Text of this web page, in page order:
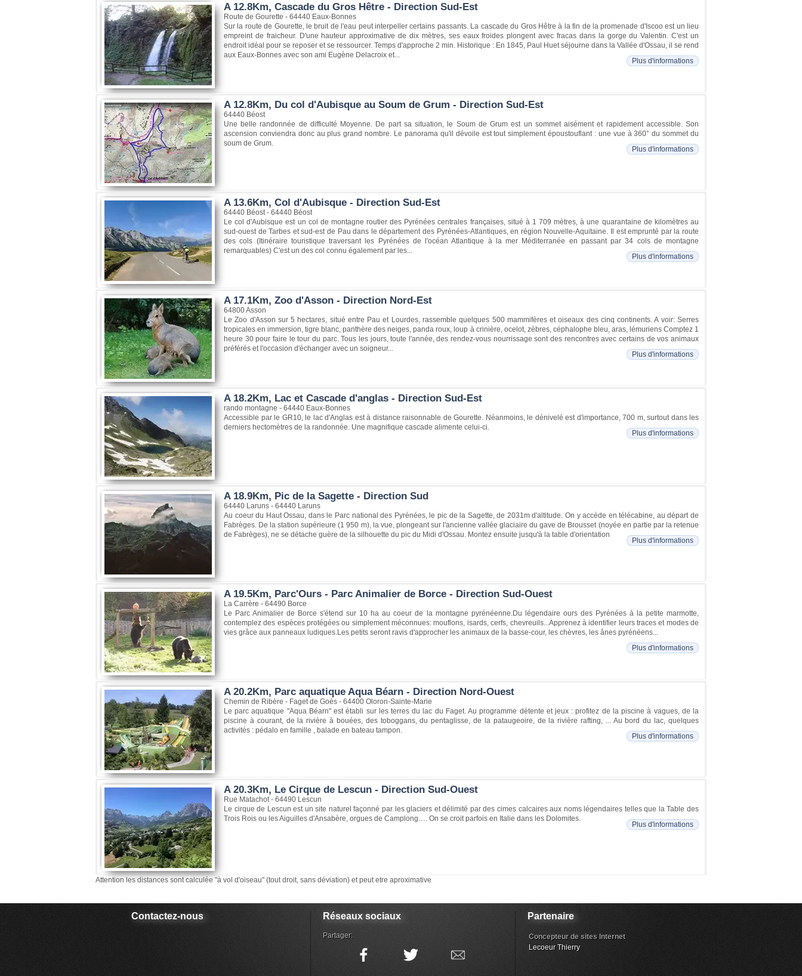
A 12.8Km, Cascade du Gros Hêtre - Direction Sud-Est
Route de Gourette - 64440 Eaux-Bonnes
Sur la route de Gourette, le bruit de l'eau peut interpeller certains passants. La cascade du Gros Hêtre à la fin de la promenade d'Iscoo est un lieu
empreint de fraicheur. D'une hauteur approximative de dix mètres, ses eaux froides plongent avec fracas dans la gorge du Valentin. C'est un
endroit idéal pour se reposer et se ressourcer. Temps d'approche 2 min. Historique : En 1845, Paul Huet séjourne dans la Vallée d'Ossau, il se rend
aux Eaux-Bonnes avec son ami Eugène Delacroix et...
Plus d'informations
A 12.8Km, Du col d'Aubisque au Soum de Grum - Direction Sud-Est
64440 Béost
Une belle randonnée de difficulté Moyenne. De part sa situation, le Soum de Grum est un sommet aisément et rapidement accessible. Son
ascension conviendra donc au plus grand nombre. Le panorama qu'il dévoile est tout simplement époustouflant : une vue à 360° du sommet du
soum de Grum.
Plus d'informations
A 13.6Km, Col d'Aubisque - Direction Sud-Est
64440 Béost - 64440 Béost
Le col d'Aubisque est un col de montagne routier des Pyrénées centrales françaises, situé à 1 709 mètres, à une quarantaine de kilomètres au
sud-ouest de Tarbes et sud-est de Pau dans le département des Pyrénées-Atlantiques, en région Nouvelle-Aquitaine. Il est emprunté par la route
des cols (Itinéraire touristique traversant les Pyrénées de l'océan Atlantique à la mer Méditerranée en passant par 34 cols de montagne
remarquables) C'est un des col connu également par les...
Plus d'informations
A 17.1Km, Zoo d'Asson - Direction Nord-Est
64800 Asson
Le Zoo d'Asson sur 5 hectares, situé entre Pau et Lourdes, rassemble quelques 500 mammifères et oiseaux des cinq continents. A voir: Serres
tropicales en immersion, tigre blanc, panthère des neiges, panda roux, loup à crinière, ocelot, zèbres, céphalophe bleu, aras, lémuriens Comptez 1
heure 30 pour faire le tour du parc. Tous les jours, toute l'année, des rendez-vous nourrissage sont des rencontres avec certains de vos animaux
préférés et l'occasion d'échanger avec un soigneur...
Plus d'informations
A 18.2Km, Lac et Cascade d'anglas - Direction Sud-Est
rando montagne - 64440 Eaux-Bonnes
Accessible par le GR10, le lac d'Anglas est à distance raisonnable de Gourette. Néanmoins, le dénivelé est d'importance, 700 m, surtout dans les
derniers hectomètres de la randonnée. Une magnifique cascade alimente celui-ci.
Plus d'informations
A 18.9Km, Pic de la Sagette - Direction Sud
64440 Laruns - 64440 Laruns
Au coeur du Haut Ossau, dans le Parc national des Pyrénées, le pic de la Sagette, de 2031m d'altitude. On y accède en télécabine, au départ de
Fabrèges. De la station supérieure (1 950 m), la vue, plongeant sur l'ancienne vallée glaciaire du gave de Brousset (noyée en partie par la retenue
de Fabrèges), ne se détache guère de la silhouette du pic du Midi d'Ossau. Montez ensuite jusqu'à la table d'orientation
Plus d'informations
A 19.5Km, Parc'Ours - Parc Animalier de Borce - Direction Sud-Ouest
La Carrère - 64490 Borce
Le Parc Animalier de Borce s'étend sur 10 ha au coeur de la montagne pyrénéenne.Du légendaire ours des Pyrénées à la petite marmotte,
contemplez des espèces protégées ou simplement méconnues: mouflons, isards, cerfs, chevreuils...Apprenez à identifier leurs traces et modes de
vies grâce aux panneaux ludiques.Les petits seront ravis d'approcher les animaux de la basse-cour, les chèvres, les ânes pyrénéens...
Plus d'informations
A 20.2Km, Parc aquatique Aqua Béarn - Direction Nord-Ouest
Chemin de Ribère - Faget de Goès - 64400 Oloron-Sainte-Marie
Le parc aquatique "Aqua Béarn" est établi sur les terres du lac du Faget. Au programme détente et jeux : profitez de la piscine à vagues, de la
piscine à courant, de la rivière à bouées, des toboggans, du pentaglisse, de la pataugeoire, de la rivière rafting, ... Au bord du lac, quelques
activités : pédalo en famille , balade en bateau tampon.
Plus d'informations
A 20.3Km, Le Cirque de Lescun - Direction Sud-Ouest
Rue Matachot - 64490 Lescun
Le cirque de Lescun est un site naturel façonné par les glaciers et délimité par des cimes calcaires aux noms légendaires telles que la Table des
Trois Rois ou les Aiguilles d'Ansabère, orgues de Camplong…. On se croit parfois en Italie dans les Dolomites.
Plus d'informations
Attention les distances sont calculée "à vol d'oiseau" (tout droit, sans déviation) et peut etre aproximative
Contactez-nous Réseaux sociaux
Partager:
Partenaire
Concepteur de sites Internet
Lecoeur Thierry